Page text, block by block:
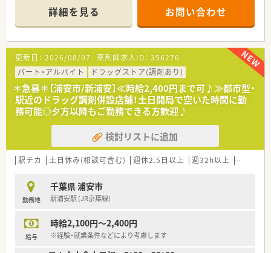
客様の健康を管理します。
■全店舗に錠剤監査システム・音声入力システム・監査システム
導入！機械化をはかり、薬剤師に求められる対人業務に注力して
おります。
■女性活躍推進法に基づく基準適合厚生大臣より「えるぼし（最
高位の3段階目）」認定を取得しています。
■1店舗あたりの薬剤師人数、処方箋の応需枚数は調剤併設ドラ
ックでトップクラス！処方箋に触れられずにスキルが落ちる当の
心配もありません。
≪研修制度・キャリアパス≫
■「階層別研修」「職種別研修」「自己啓発」の3つのプログラムか
ら構成されており、多種多様な教育カリキュラムがあります。
■中途薬剤師の入社時研修あり！店舗勤務の前にもWEBで5日間
研修があり、前職ではあまり教育を受けられなかった方、ブラン
■ご本人の希望により部門間の異動も可能！調剤・OTCどちらも
経験を積むことができます。
■入社2年目から7連休取得！(ほぼ全員が取得しています。)
■半休制度あり
詳細を見る お問い合わせ
更新日： 2026/08/07 薬剤師求人ID： 356276
パート・アルバイト
ドラッグストア(調剤あり)
＊急募＊【浦安市/新浦安】≪時給2,400円まで可♪≫都市型・
駅近のドラッグ調剤併設店舗！土日開局で空いた時間に勤
務可能◎夕方以降もご勤務できる方歓迎♪
検討リストに追加
駅チカ 土日休み(相談可含む) 週休2.5日以上 週32h以上 ブランク
勤務地
千葉県 浦安市
新浦安駅 (JR京葉線)
給与
時給2,100円～2,400円
※経験・就業条件などにより考慮します